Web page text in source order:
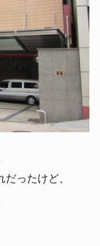
ったけど、